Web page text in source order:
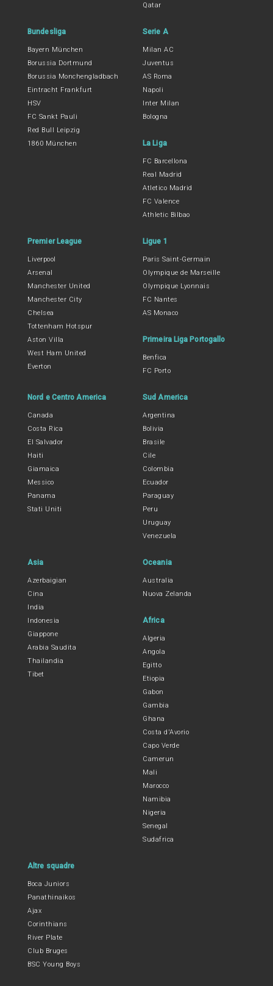
Qatar
Bundesliga
Bayern München
Borussia Dortmund
Borussia Monchengladbach
Eintracht Frankfurt
HSV
FC Sankt Pauli
Red Bull Leipzig
1860 München
Serie A
Milan AC
Juventus
AS Roma
Napoli
Inter Milan
Bologna
La Liga
FC Barcellona
Real Madrid
Atletico Madrid
FC Valence
Athletic Bilbao
Premier League
Liverpool
Arsenal
Manchester United
Manchester City
Chelsea
Tottenham Hotspur
Aston Villa
West Ham United
Everton
Ligue 1
Paris Saint-Germain
Olympique de Marseille
Olympique Lyonnais
FC Nantes
AS Monaco
Primeira Liga Portogallo
Benfica
FC Porto
Nord e Centro America
Canada
Costa Rica
El Salvador
Haiti
Giamaica
Messico
Panama
Stati Uniti
Sud America
Argentina
Bolivia
Brasile
Cile
Colombia
Ecuador
Paraguay
Peru
Uruguay
Venezuela
Asia
Azerbaigian
Cina
India
Indonesia
Giappone
Arabia Saudita
Thailandia
Tibet
Oceania
Australia
Nuova Zelanda
Africa
Algeria
Angola
Egitto
Etiopia
Gabon
Gambia
Ghana
Costa d'Avorio
Capo Verde
Camerun
Mali
Marocco
Namibia
Nigeria
Senegal
Sudafrica
Altre squadre
Boca Juniors
Panathinaikos
Ajax
Corinthians
River Plate
Club Bruges
BSC Young Boys